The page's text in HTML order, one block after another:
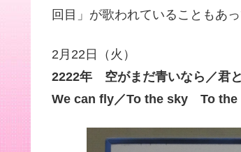
回目」が歌われていることもあ
2月22日（火）
2222年 空がまだ青いなら／君
We can fly／To the sky To